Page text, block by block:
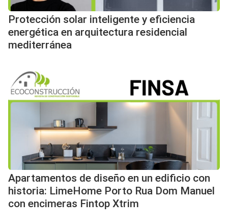
Protección solar inteligente y eficiencia
energética en arquitectura residencial
mediterránea
Apartamentos de diseño en un edificio con
historia: LimeHome Porto Rua Dom Manuel
con encimeras Fintop Xtrim